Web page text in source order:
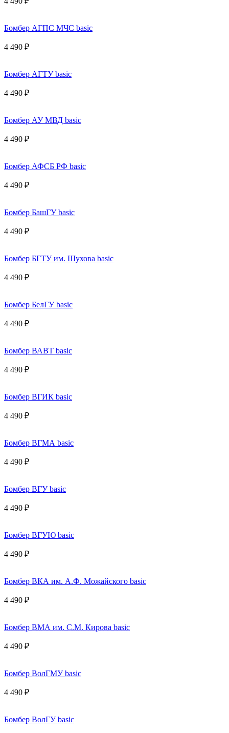
Бомбер АГПС МЧС basic
4 490 ₽
Бомбер АГТУ basic
4 490 ₽
Бомбер АУ МВД basic
4 490 ₽
Бомбер АФСБ РФ basic
4 490 ₽
Бомбер БашГУ basic
4 490 ₽
Бомбер БГТУ им. Шухова basic
4 490 ₽
Бомбер БелГУ basic
4 490 ₽
Бомбер ВАВТ basic
4 490 ₽
Бомбер ВГИК basic
4 490 ₽
Бомбер ВГМА basic
4 490 ₽
Бомбер ВГУ basic
4 490 ₽
Бомбер ВГУЮ basic
4 490 ₽
Бомбер ВКА им. А.Ф. Можайского basic
4 490 ₽
Бомбер ВМА им. С.М. Кирова basic
4 490 ₽
Бомбер ВолГМУ basic
4 490 ₽
Бомбер ВолГУ basic